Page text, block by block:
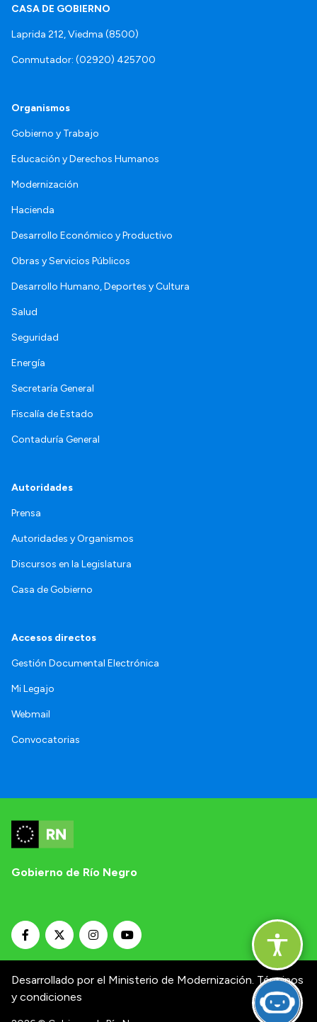
CASA DE GOBIERNO
Laprida 212, Viedma (8500)
Conmutador: (02920) 425700
Organismos
Gobierno y Trabajo
Educación y Derechos Humanos
Modernización
Hacienda
Desarrollo Económico y Productivo
Obras y Servicios Públicos
Desarrollo Humano, Deportes y Cultura
Salud
Seguridad
Energía
Secretaría General
Fiscalía de Estado
Contaduría General
Autoridades
Prensa
Autoridades y Organismos
Discursos en la Legislatura
Casa de Gobierno
Accesos directos
Gestión Documental Electrónica
Mi Legajo
Webmail
Convocatorias
Gobierno de Río Negro
Desarrollado por el Ministerio de Modernización. Términos
y condiciones